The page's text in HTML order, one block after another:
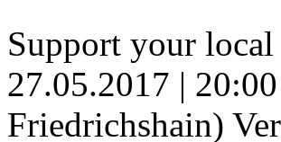
Support your
27.05.2017 |
Friedrichshain)